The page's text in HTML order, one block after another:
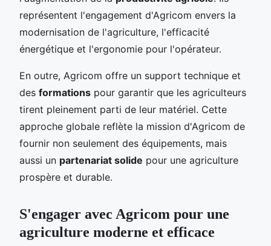
représentent l'engagement d'Agricom envers la
modernisation de l'agriculture, l'efficacité
énergétique et l'ergonomie pour l'opérateur.
En outre, Agricom offre un support technique et
des formations pour garantir que les agriculteurs
tirent pleinement parti de leur matériel. Cette
approche globale reflète la mission d'Agricom de
fournir non seulement des équipements, mais
aussi un partenariat solide pour une agriculture
prospère et durable.
S'engager avec Agricom pour une
agriculture moderne et efficace